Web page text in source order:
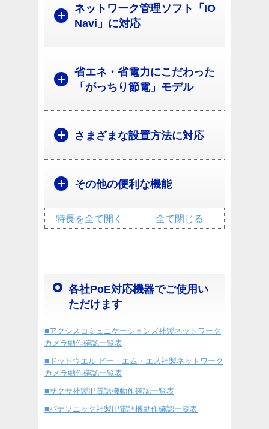
ネットワーク管理ソフト「IO
Navi」に対応
省エネ・省電力にこだわった
「がっちり節電」モデル
さまざまな設置方法に対応
その他の便利な機能
全て閉じる
特長を全て開く
各社PoE対応機器でご使用い
ただけます
■アクシスコミュニケーションズ社製ネットワーク
カメラ動作確認一覧表
■ドッドウエル ビー・エム・エス社製ネットワーク
カメラ動作確認一覧表
■サクサ社製IP電話機動作確認一覧表
■パナソニック社製IP電話機動作確認一覧表